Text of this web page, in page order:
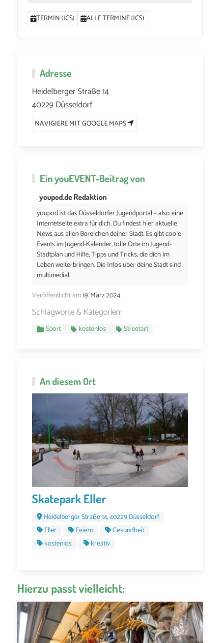
TERMIN (ICS) ALLE TERMINE (ICS)
Adresse
Heidelberger Straße 14
40229 Düsseldorf
NAVIGIERE MIT GOOGLE MAPS
EinyouEVENT-Beitrag von
youpod.de Redaktion
youpod ist das Düsseldorfer Jugendportal – also eine
Internetseite extra für dich. Du findest hier aktuelle
News aus allen Bereichen deiner Stadt. Es gibt coole
Events im Jugend-Kalender, tolle Orte im Jugend-
Stadtplan und Hilfe, Tipps und Tricks, die dich im
Leben weiterbringen. Die Infos über deine Stadt sind
multimedial.
Veröffentlicht am19. März 2024
Schlagworte & Kategorien:
Sport kostenlos Streetart
An diesem Ort
Skatepark Eller
Heidelberger Straße 14, 40229 Düsseldorf
Eller
Feiern
Gesundheit
kostenlos
kreativ
Hierzu passt vielleicht: